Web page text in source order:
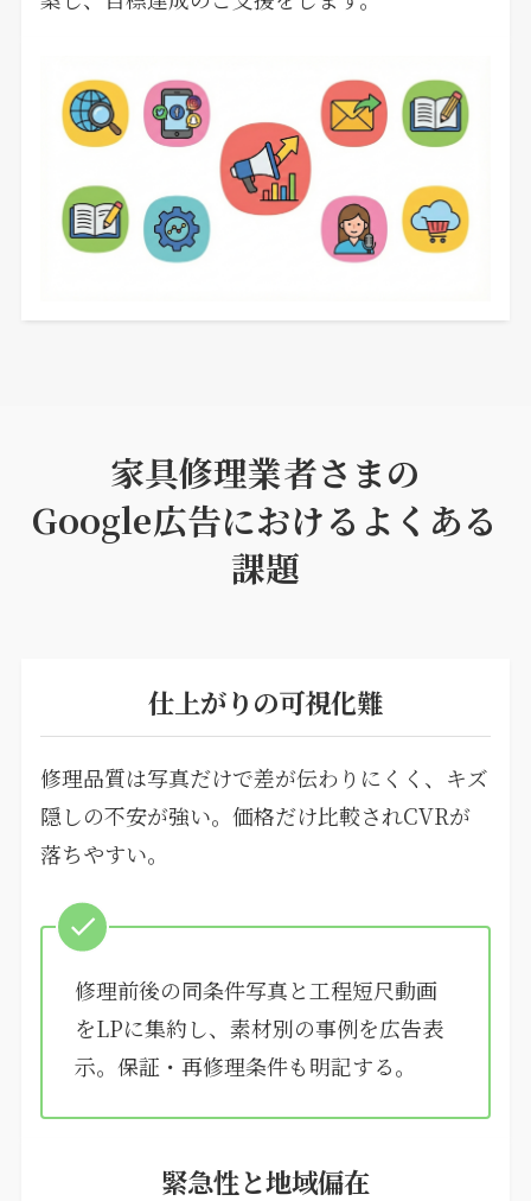
家具修理業者さまの
Google広告におけるよくある
課題
仕上がりの可視化難
修理品質は写真だけで差が伝わりにくく、キズ
隠しの不安が強い。価格だけ比較されCVRが
落ちやすい。
修理前後の同条件写真と工程短尺動画
をLPに集約し、素材別の事例を広告表
示。保証・再修理条件も明記する。
緊急性と地域偏在